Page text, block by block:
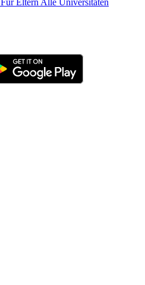
Für Eltern Alle Universitäten